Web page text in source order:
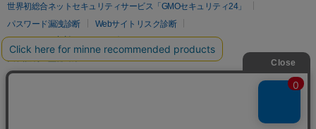
世界初総合ネットセキュリティサービス「GMOセキュリティ24」
パスワード漏洩診断
Webサイトリスク診断
セキュリティ相談AIチャットボット
実在証明・盗聴対策
サイバー攻撃対策（GMOサイバーセキュリティ byイエラエ）